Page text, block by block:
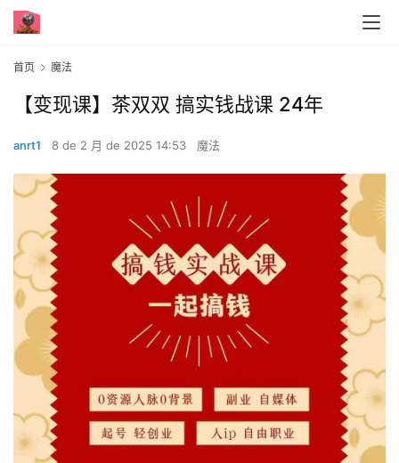
首页 魔法
【变现课】茶双双 搞实钱‬战课 24年
anrt1 8 de 2 月 de 2025 14:53 魔法